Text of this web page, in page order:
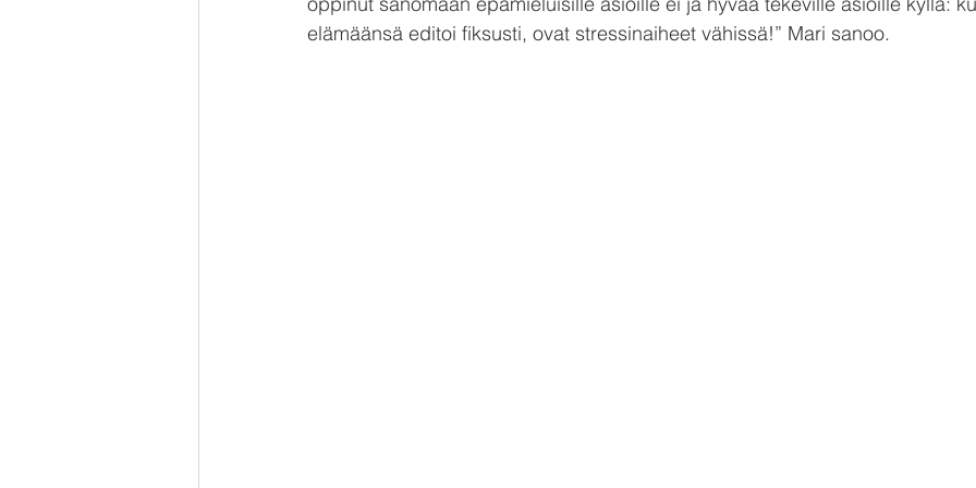
elämäänsä editoi fiksusti, ovat stressinaiheet vähissä!” Mari sanoo.